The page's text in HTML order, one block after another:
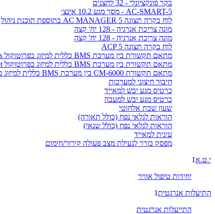
בקר פונקציונלי - 32 לחצנים
AC-SMART-5 - מסך מגע 10.2 אינצ׳
לוח בקרה תצוגה AC MANAGER 5 בתוספת תוכנת ניהול
מונה צריכת אנרגיה - 128 יח' קצה
מונה צריכת אנרגיה - 128 יח' קצה
לוח בקרה תצוגה ACP 5
מתאם תקשורת בין מערכת BMS כללית למיזוג בפרוטוקול LonWorks
מתאם תקשורת בין מערכת BMS כללית למיזוג בפרוטוקול BACnet
מתאם תקשורת CM-6000 בין מערכת BMS כללית למיזוג בפרוטוקול MODBUS
חיבור חיצוני למערכות
כרטיס מגע יבש למאייד
כרטיס מגע יבש למעבה
שעון שבת אלחוטי
הוראות לגלאי נפח (כולל תאורה)
הוראות לגלאי נפח (כולל שנאי)
עינית למאייד
מפסק בורר לנעילת מצב פעולה קירור/חימום
י.ט.א 1
יחידות טיפול אוויר
התיעלות אנרגטית1
התייעלות אנרגטית